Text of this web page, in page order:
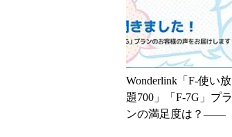
Wonderlink「F-使い放
題700」「F-7G」プラ
ンの満足度は？――